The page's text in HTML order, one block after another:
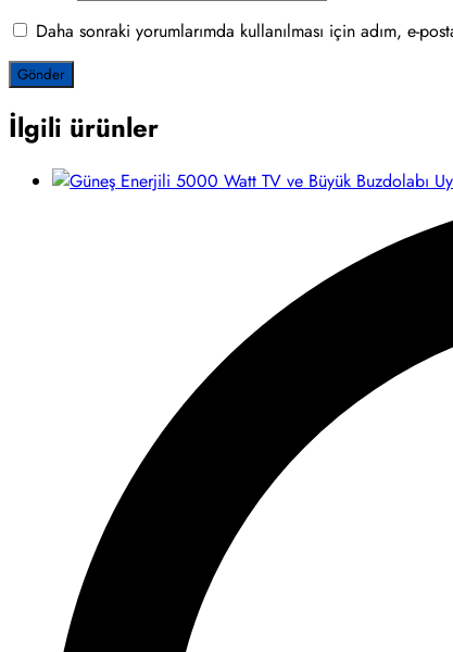
Daha sonraki yorumlarımda kullanılması için adım, e-
İlgili ürünler